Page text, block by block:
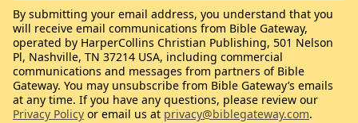
By submitting your email address, you understand that you
will receive email communications from Bible Gateway,
operated by HarperCollins Christian Publishing, 501 Nelson
Pl, Nashville, TN 37214 USA, including commercial
communications and messages from partners of Bible
Gateway. You may unsubscribe from Bible Gateway’s emails
at any time. If you have any questions, please review our
Privacy Policy or email us at privacy@biblegateway.com.